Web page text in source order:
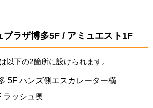
プラザ博多5F / アミュエスト1F
以下の2箇所に設けられます。
5F ハンズ側エスカレーター横
ラッシュ奥